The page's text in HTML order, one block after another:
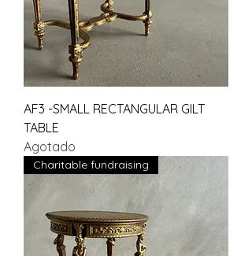
AF3 -SMALL RECTANGULAR GILT
TABLE
Agotado
Charitable fundraising